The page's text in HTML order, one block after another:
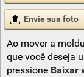
Envie sua foto
Ao mover a
que você deseja
pressione Baixar